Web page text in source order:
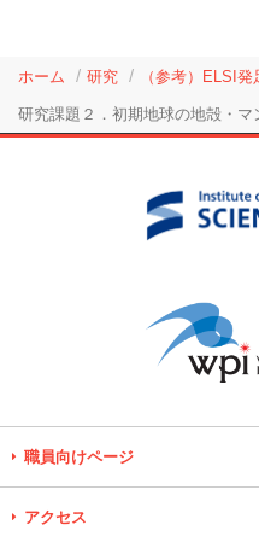
ホーム 研究 （参考）ELSI
研究課題２．初期地球の地殻・マ
職員向けページ
アクセス